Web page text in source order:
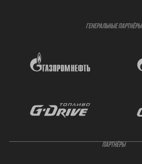
ГЕНЕРАЛЬНЫЕ ПАРТНЁРЫ
ПАРТНЁРЫ